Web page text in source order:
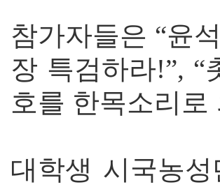
참가자들은 “윤
장 특검하라!”,
호를 한목소리
대학생 시국농